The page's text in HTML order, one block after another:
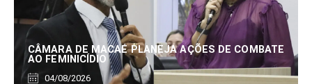
CÂMARA DE MACAÉ PLANEJA AÇÕES DE COMBATE
AO FEMINICÍDIO
04/08/2026